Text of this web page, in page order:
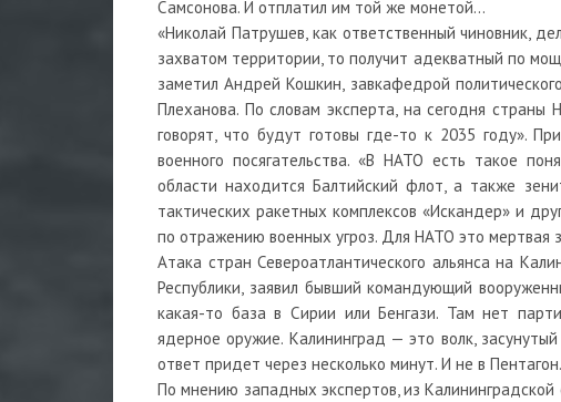
Самсонова. И отплатил им той же монетой…
«Николай Патрушев, как ответственный чиновник,
захватом территории, то получит адекватный по
заметил Андрей Кошкин, завкафедрой
Плеханова. По словам эксперта, на сегодня
говорят, что будут готовы где-то к 2035 году».
военного посягательства. «В НАТО есть такое
области находится Балтийский флот, а также
тактических ракетных комплексов «Искандер» и
по отражению военных угроз. Для НАТО это мертвая
Атака стран Североатлантического альянса на
Республики, заявил бывший командующий
какая-то база в Сирии или Бенгази. Там нет
ядерное оружие. Калининград — это волк,
ответ придет через несколько минут. И не в
По мнению западных экспертов, из